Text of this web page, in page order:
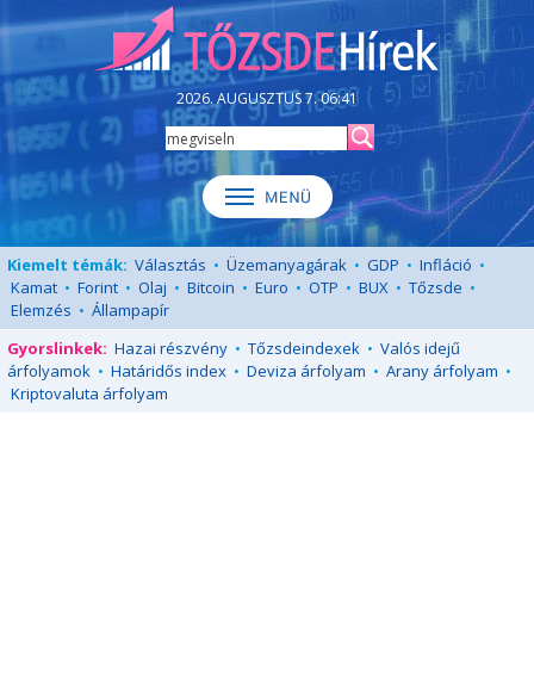
2026. AUGUSZTUS 7. 06:41
Kiemelt témák: Választás • Üzemanyagárak • GDP • Infláció •
Kamat • Forint • Olaj • Bitcoin • Euro • OTP • BUX • Tőzsde •
Elemzés • Állampapír
Gyorslinkek: Hazai részvény • Tőzsdeindexek • Valós idejű
árfolyamok • Határidős index • Deviza árfolyam • Arany árfolyam •
Kriptovaluta árfolyam